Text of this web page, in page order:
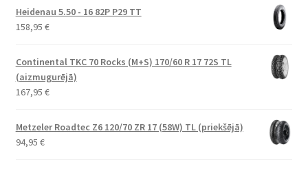
Heidenau 5.50 - 16 82P P29 TT
158,95 €
Continental TKC 70 Rocks (M+S) 170/60 R 17 72S TL
(aizmugurējā)
167,95 €
Metzeler Roadtec Z6 120/70 ZR 17 (58W) TL (priekšējā)
94,95 €